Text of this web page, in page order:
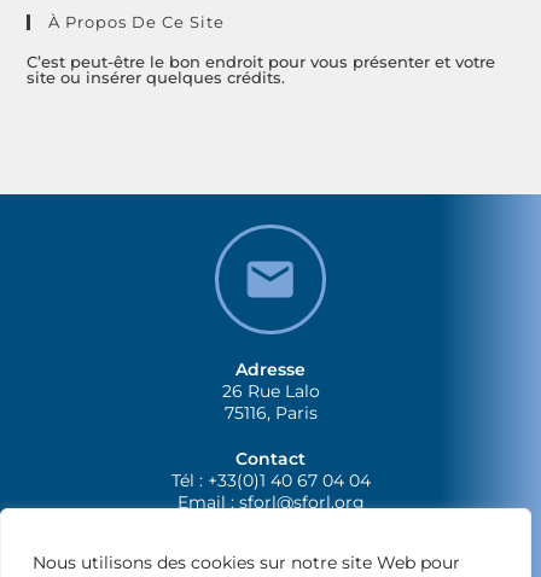
Nous utilisons des cookies sur notre site Web pour
À Propos De Ce Site
C’est peut-être le bon endroit pour vous présenter et votre
site ou insérer quelques crédits.
Adresse
26 Rue Lalo
75116, Paris
Contact
Tél : +33(0)1 40 67 04 04
Email :sforl@sforl.org